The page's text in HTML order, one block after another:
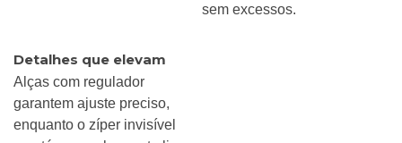
sem excessos.
Detalhes que elevam
Alças com regulador
garantem ajuste preciso,
enquanto o zíper invisível